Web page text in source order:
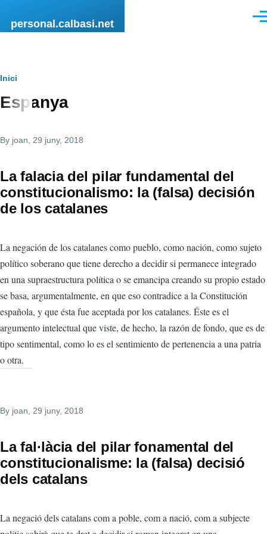
personal.calbasi.net
Fil
d'Ariadna
Inici
Espanya
By joan , 29 juny, 2018
La falacia del pilar fundamental del
constitucionalismo: la (falsa) decisión
de los catalanes
La negación de los catalanes como pueblo, como nación, como sujeto
político soberano que tiene derecho a decidir si permanece integrado
en una supraestructura política o se emancipa creando su propio estado
se basa, argumentalmente, en que eso contradice a la Constitución
española, y que ésta fue aceptada por los catalanes. Éste es el
argumento intelectual que viste, de hecho, la razón de fondo, que es de
tipo sentimental, como lo es el sentimiento de pertenencia a una patria
o otra.
By joan , 29 juny, 2018
La fal·làcia del pilar fonamental del
constitucionalisme: la (falsa) decisió
dels catalans
La negació dels catalans com a poble, com a nació, com a subjecte